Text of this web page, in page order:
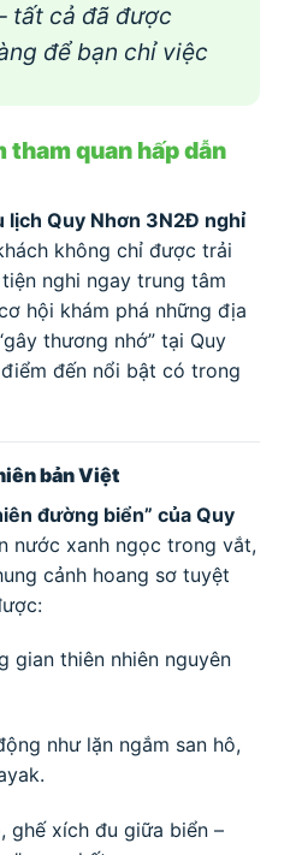
tất cả đã được
để bạn chỉ việc
quan hấp dẫn
lịch Quy Nhơn 3N2Đ nghỉ
không chỉ được trải
nghi ngay trung tâm
hội khám phá những địa
thương nhớ” tại Quy
đến nổi bật có trong
bản Việt
đường biển” của Quy
nước xanh ngọc trong vắt,
cảnh hoang sơ tuyệt
gian thiên nhiên nguyên
như lặn ngắm san hô,
ghế xích đu giữa biển –